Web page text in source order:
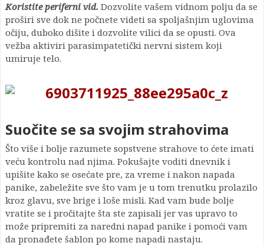
Koristite periferni vid. Dozvolite vašem vidnom polju da se
proširi sve dok ne počnete videti sa spoljašnjim uglovima
očiju, duboko dišite i dozvolite vilici da se opusti. Ova
vežba aktiviri parasimpatetički nervni sistem koji
umiruje telo.
Suočite se sa svojim strahovima
Što više i bolje razumete sopstvene strahove to ćete imati
veću kontrolu nad njima. Pokušajte voditi dnevnik i
upišite kako se osećate pre, za vreme i nakon napada
panike, zabeležite sve što vam je u tom trenutku prolazilo
kroz glavu, sve brige i loše misli. Kad vam bude bolje
vratite se i pročitajte šta ste zapisali jer vas upravo to
može pripremiti za naredni napad panike i pomoći vam
da pronađete šablon po kome napadi nastaju.